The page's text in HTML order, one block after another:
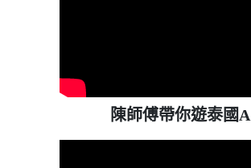
陳師傅帶你遊泰國A